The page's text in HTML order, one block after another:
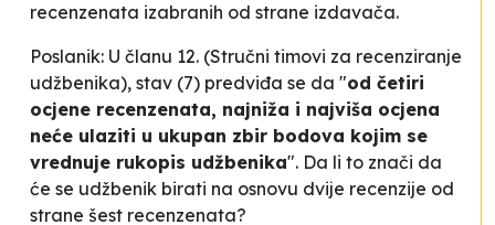
recenzenata izabranih od strane izdavača.
Poslanik: U članu 12. (Stručni timovi za recenziranje
udžbenika), stav (7) predviđa se da "od četiri
ocjene recenzenata, najniža i najviša ocjena
neće ulaziti u ukupan zbir bodova kojim se
vrednuje rukopis udžbenika". Da li to znači da
će se udžbenik birati na osnovu dvije recenzije od
strane šest recenzenata?